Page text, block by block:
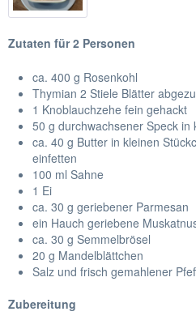
Zutaten für 2 Personen
ca. 400 g Rosenkohl
Thymian 2 Stiele Blätter
1 Knoblauchzehe fein gehackt
50 g durchwachsener Speck in
ca. 40 g Butter in kleinen
einfetten
100 ml Sahne
1 Ei
ca. 30 g geriebener Parmesan
ein Hauch geriebene
ca. 30 g Semmelbrösel
20 g Mandelblättchen
Salz und frisch gemahlener
Zubereitung